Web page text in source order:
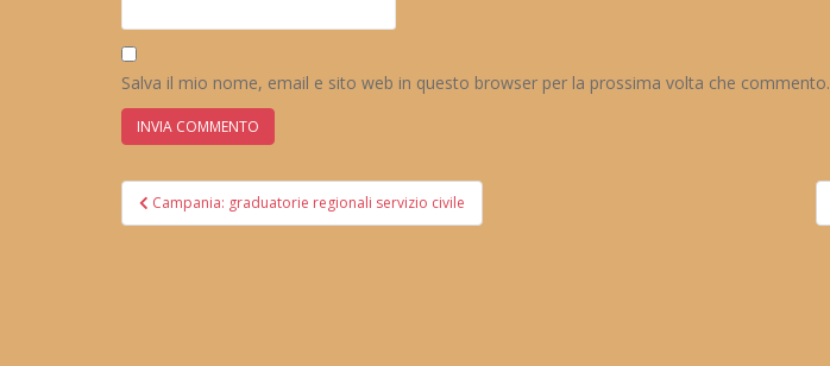
Salva il mio nome, email e sito web in questo browser per la prossima volta che commento.
Navigazione
articoli
Campania: graduatorie regionali servizio civile